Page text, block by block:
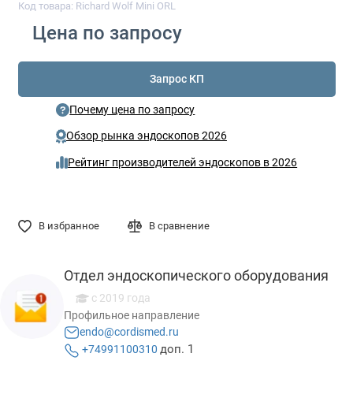
Код товара: Richard Wolf Mini ORL
Цена по запросу
Запрос КП
Почему цена по запросу
Обзор рынка эндоскопов 2026
Рейтинг производителей эндоскопов в 2026
В избранное В сравнение
Отдел эндоскопического оборудования
с 2019 года
Профильное направление
endo@cordismed.ru
+74991100310 доп. 1